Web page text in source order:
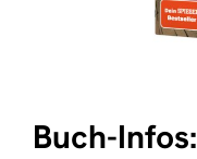
Buch-Infos: